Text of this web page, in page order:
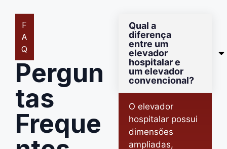
F
A
Q
Pergun
tas
Freque
Qual a
diferença
entre um
elevador
hospitalar e
um elevador
convencional?
O elevador
hospitalar possui
dimensões
ampliadas,